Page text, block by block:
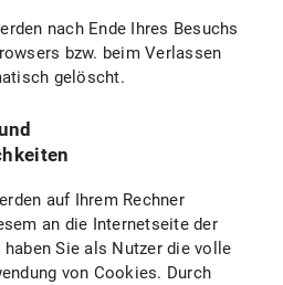
nach Ende Ihres Besuchs
bzw. beim Verlassen
gelöscht.
auf Ihrem Rechner
an die Internetseite der
Sie als Nutzer die volle
von Cookies. Durch